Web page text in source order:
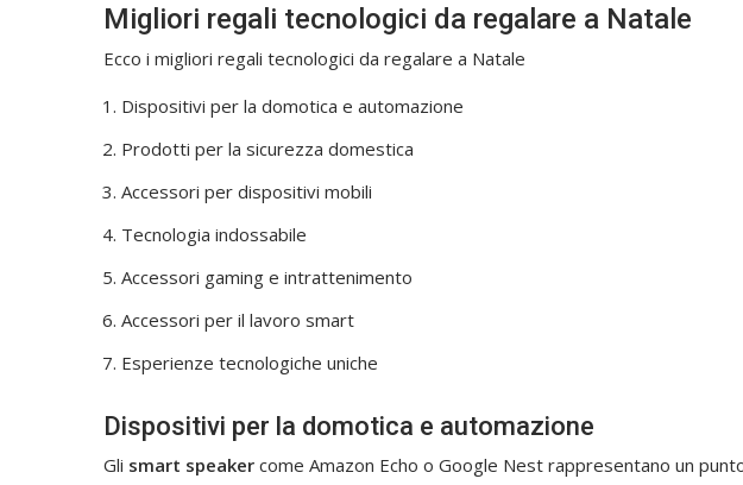
Migliori regali tecnologici da regalare a Natale
Ecco i migliori regali tecnologici da regalare a Natale
Dispositivi per la domotica e automazione
Prodotti per la sicurezza domestica
Accessori per dispositivi mobili
Tecnologia indossabile
Accessori gaming e intrattenimento
Accessori per il lavoro smart
Esperienze tecnologiche uniche
Dispositivi per la domotica e automazione
Gli smart speaker come Amazon Echo o Google Nest rappresentano un